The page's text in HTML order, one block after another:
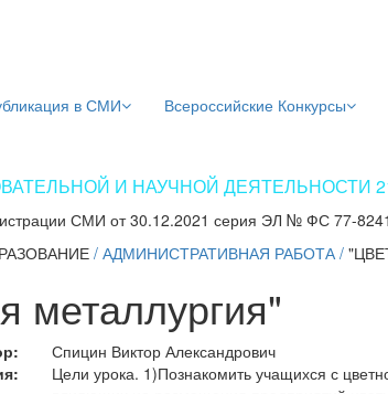
в СМИ Всероссийские Конкурсы
И НАУЧНОЙ ДЕЯТЕЛЬНОСТИ
СМИ от 30.12.2021 серия ЭЛ № ФС 77-
/ АДМИНИСТРАТИВНАЯ РАБОТА/
металлургия"
Спицин Виктор Александрович
Цели урока. 1)Познакомить учащихся с